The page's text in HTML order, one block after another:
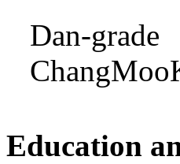
Dan-
Education